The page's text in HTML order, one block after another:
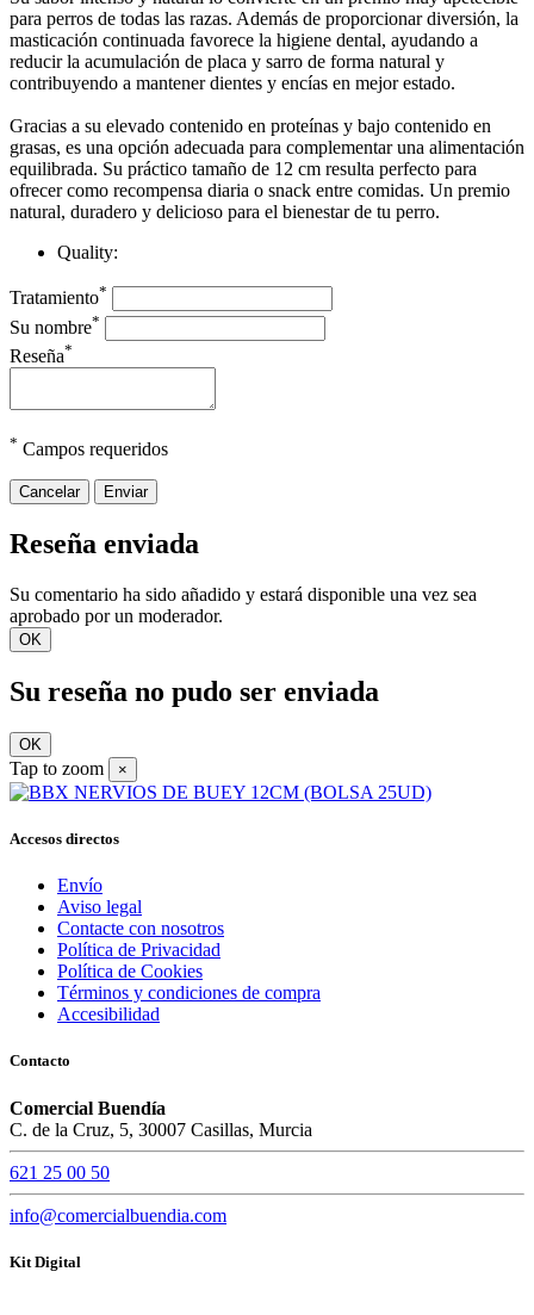
para perros de todas las razas. Además de proporcionar diversión, la
masticación continuada favorece la higiene dental, ayudando a
reducir la acumulación de placa y sarro de forma natural y
contribuyendo a mantener dientes y encías en mejor estado.
Gracias a su elevado contenido en proteínas y bajo contenido en
grasas, es una opción adecuada para complementar una alimentación
equilibrada. Su práctico tamaño de 12 cm resulta perfecto para
ofrecer como recompensa diaria o snack entre comidas. Un premio
natural, duradero y delicioso para el bienestar de tu perro.
Quality:
Tratamiento*
Su nombre*
Reseña*
* Campos requeridos
Cancelar Enviar
Reseña enviada
Su comentario ha sido añadido y estará disponible una vez sea
aprobado por un moderador.
OK
Su reseña no pudo ser enviada
OK
Tap to zoom ×
Accesos directos
Envío
Aviso legal
Contacte con nosotros
Política de Privacidad
Política de Cookies
Términos y condiciones de compra
Accesibilidad
Contacto
Comercial Buendía
C. de la Cruz, 5, 30007 Casillas, Murcia
621 25 00 50
info@comercialbuendia.com
Kit Digital